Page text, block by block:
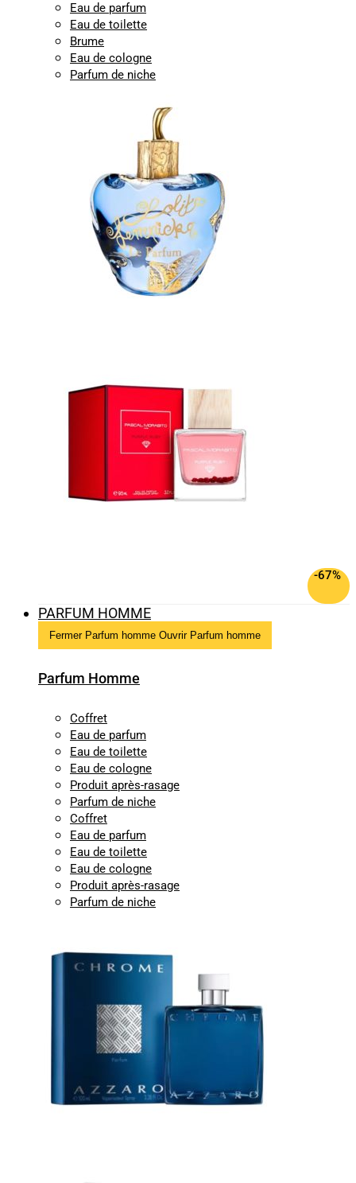
Eau de parfum
Eau de toilette
Brume
Eau de cologne
Parfum de niche
-67%
PARFUM HOMME
Fermer Parfum homme Ouvrir Parfum homme
Parfum Homme
Coffret
Eau de parfum
Eau de toilette
Eau de cologne
Produit après-rasage
Parfum de niche
Coffret
Eau de parfum
Eau de toilette
Eau de cologne
Produit après-rasage
Parfum de niche